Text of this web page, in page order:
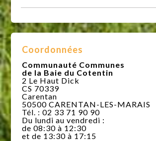
Coordonnées
Communauté Communes
de la Baie du Cotentin
2 Le Haut Dick
CS 70339
Carentan
50500 CARENTAN-LES-MARAIS
Tél. : 02 33 71 90 90
Du lundi au vendredi :
de 08:30 à 12:30
et de 13:30 à 17:15